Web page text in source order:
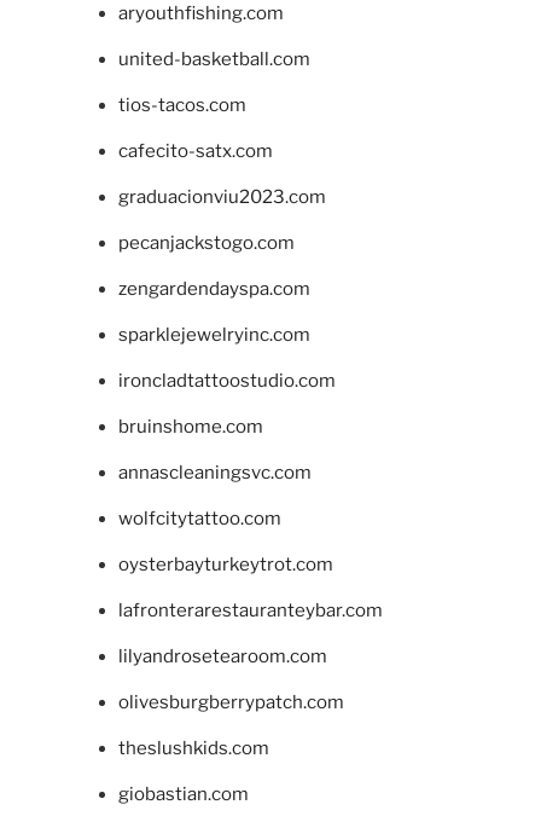
aryouthfishing.com
united-basketball.com
tios-tacos.com
cafecito-satx.com
graduacionviu2023.com
pecanjackstogo.com
zengardendayspa.com
sparklejewelryinc.com
ironcladtattoostudio.com
bruinshome.com
annascleaningsvc.com
wolfcitytattoo.com
oysterbayturkeytrot.com
lafronterarestauranteybar.com
lilyandrosetearoom.com
olivesburgberrypatch.com
theslushkids.com
giobastian.com